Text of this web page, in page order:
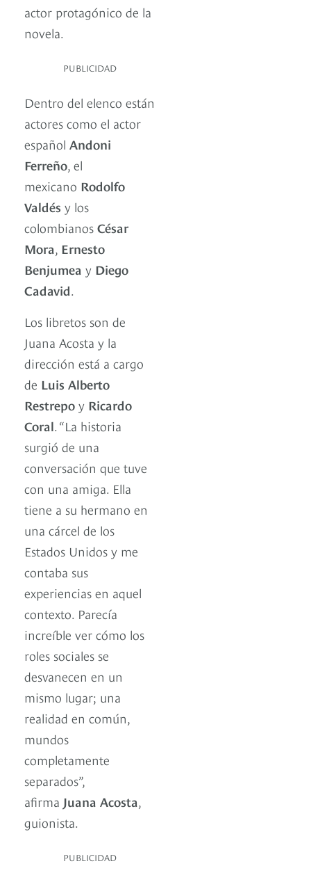
actor protagónico de la
novela.
PUBLICIDAD
Dentro del elenco están
actores como el actor
español Andoni
Ferreño, el
mexicano Rodolfo
Valdés y los
colombianos César
Mora, Ernesto
Benjumea y Diego
Cadavid.
Los libretos son de
Juana Acosta y la
dirección está a cargo
de Luis Alberto
Restrepo y Ricardo
Coral. “La historia
surgió de una
conversación que tuve
con una amiga. Ella
tiene a su hermano en
una cárcel de los
Estados Unidos y me
contaba sus
experiencias en aquel
contexto. Parecía
increíble ver cómo los
roles sociales se
desvanecen en un
mismo lugar; una
realidad en común,
mundos
completamente
separados”,
afirma Juana Acosta,
guionista.
PUBLICIDAD